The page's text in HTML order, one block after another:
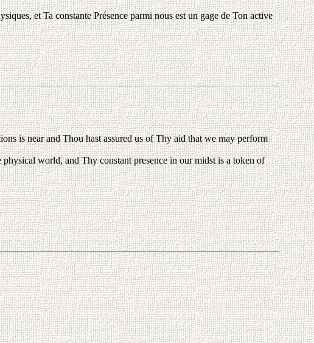
et Ta constante Présence parmi nous est un gage de Ton active
is near and Thou hast assured us of Thy aid that we may perform
world, and Thy constant presence in our midst is a token of